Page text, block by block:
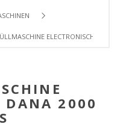
ELECTRONISCH DANA
DANA 2000